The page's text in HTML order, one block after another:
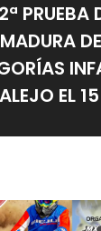
PRUEBA
EL